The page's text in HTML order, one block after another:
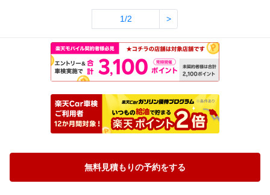
1/2 >
無料見積もりの予約をする